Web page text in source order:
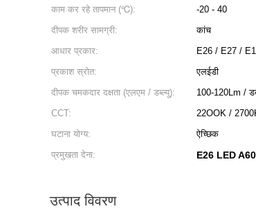
काम कर रहे तापमान (℃):
-20 - 40
दीपक शरीर सामग्री:
कांच
आधार प्रकार:
E26 / E27 /
प्रकाश स्रोत:
एलईडी
दीपक चमकदार दक्षता (एलएम / डब्ल्यू):
100-120Lm /
CCT:
22OOK /
घटाना योग्य:
ऐच्छिक
प्रमुखता देना:
E26 LED
उत्पाद विवरण